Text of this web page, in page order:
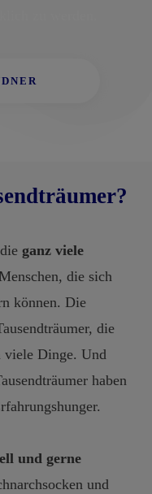
ganz viele
die sich
können. Die
die
viele Dinge. Und
haben
und gerne
und